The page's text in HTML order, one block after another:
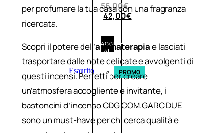
56,00€
42,00€
AGGIUNGI
AL
CARRELLO
Esaurito PROMO
per profumare la tua casa con una fragranza
ricercata.
Scopri il potere dell’aromaterapiae lasciati
trasportare dalle note delicate e avvolgenti di
questi incensi. Perfetti per creare
un’atmosfera accogliente e invitante, i
bastoncini d’incenso CDG COM.GARC DUE
sono un must-have per chi cerca qualità e